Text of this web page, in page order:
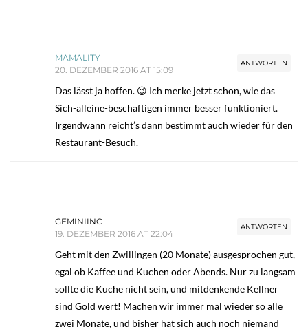
ANTWORTEN
MAMALITY
20. DEZEMBER 2016 AT 15:09
Das lässt ja hoffen. 😉 Ich merke jetzt schon, wie das
Sich-alleine-beschäftigen immer besser funktioniert.
Irgendwann reicht’s dann bestimmt auch wieder für den
Restaurant-Besuch.
ANTWORTEN
GEMINIINC
19. DEZEMBER 2016 AT 22:04
Geht mit den Zwillingen (20 Monate) ausgesprochen gut,
egal ob Kaffee und Kuchen oder Abends. Nur zu langsam
sollte die Küche nicht sein, und mitdenkende Kellner
sind Gold wert! Machen wir immer mal wieder so alle
zwei Monate, und bisher hat sich auch noch niemand